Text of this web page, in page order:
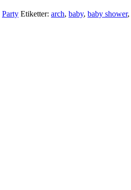
Party Etiketter: arch, baby, baby shower,